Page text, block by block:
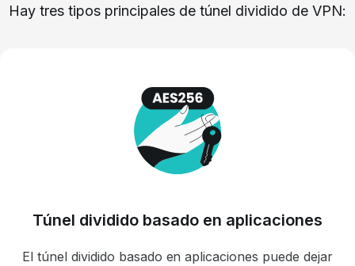
Hay tres tipos principales de túnel dividido de VPN:
Túnel dividido basado en aplicaciones
El túnel dividido basado en aplicaciones puede dejar